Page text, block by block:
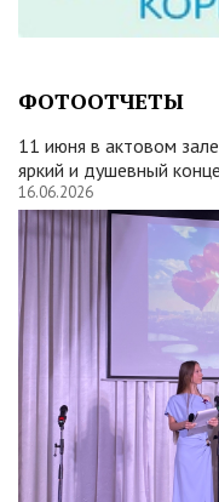
ФОТООТЧЕТЫ
11 июня в актовом
яркий и душевный
16.06.2026